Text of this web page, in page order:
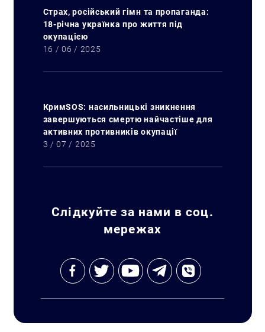
Страх, російський гімн та пропаганда:
18-річна українка про життя під
окупацією
16 / 06 / 2025
КримSOS: насильницькі зникнення
завершуються смертю найчастіше для
активних противників окупації
3 / 07 / 2025
Слідкуйте за нами в соц.
мережах